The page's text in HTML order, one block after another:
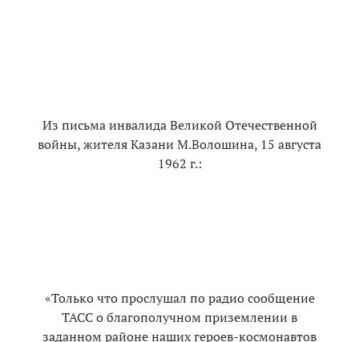
Из письма инвалида Великой Отечественной
войны, жителя Казани М.Волошина, 15 августа
1962 г.:
«Только что прослушал по радио сообщение
ТАСС о благополучном приземлении в
заданном районе наших героев-космонавтов